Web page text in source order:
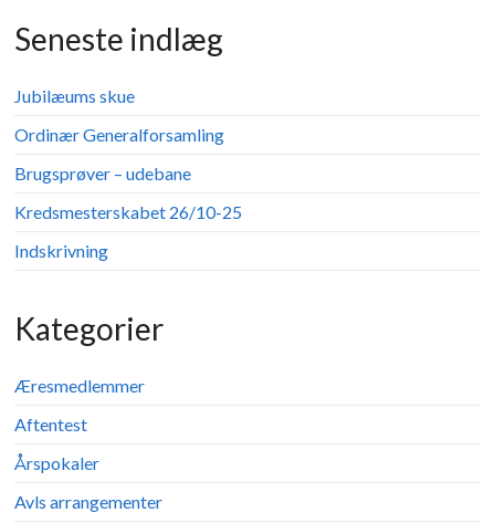
Seneste indlæg
Jubilæums skue
Ordinær Generalforsamling
Brugsprøver – udebane
Kredsmesterskabet 26/10-25
Indskrivning
Kategorier
Æresmedlemmer
Aftentest
Årspokaler
Avls arrangementer